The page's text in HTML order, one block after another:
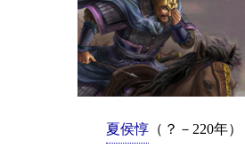
夏侯惇 （？－220年